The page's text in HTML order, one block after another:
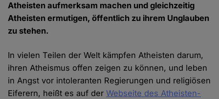
Atheisten aufmerksam machen und gleichzeitig
Atheisten ermutigen, öffentlich zu ihrem Unglauben
zu stehen.
In vielen Teilen der Welt kämpfen Atheisten darum,
ihren Atheismus offen zeigen zu können, und leben
in Angst vor intoleranten Regierungen und religiösen
Eiferern, heißt es auf derWebseite des Atheisten-